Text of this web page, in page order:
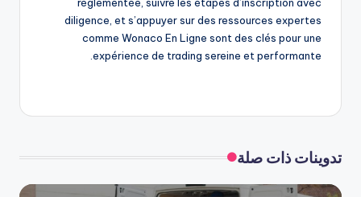
diligence, et s’appuyer sur des ressources expertes
comme Wonaco En Ligne sont des clés pour une
expérience de trading sereine et performante.
تدوينات ذات صلة